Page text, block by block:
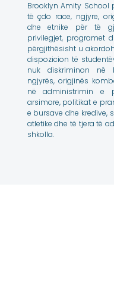
Brooklyn Amity School
të çdo race, ngjyre,
dhe etnike për të
privilegjet, programet
përgjithësisht u
dispozicion të
nuk diskriminon në
ngjyrës, origjinës
në administrimin e
arsimore, politikat e
e bursave dhe kredive,
atletike dhe të tjera të
shkolla.